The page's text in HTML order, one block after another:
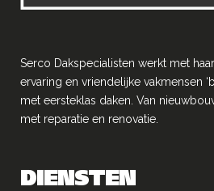
Serco Dakspecialisten werkt met
ervaring en vriendelĳke vakmensen
met eersteklas daken. Van
met reparatie en renovatie.
DIENSTEN